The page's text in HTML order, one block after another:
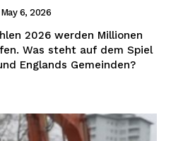
May 6, 2026
2026 werden Millionen
Was steht auf dem Spiel
Englands Gemeinden?